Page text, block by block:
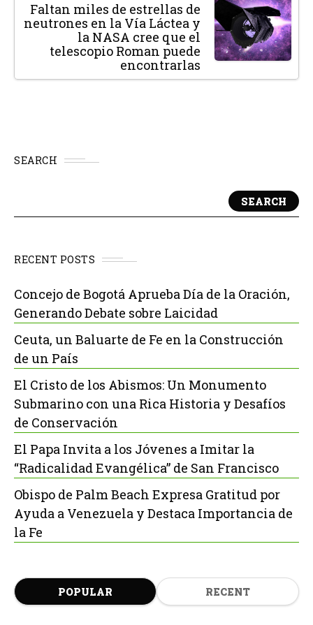
Faltan miles de estrellas de
neutrones en la Vía Láctea y
la NASA cree que el
telescopio Roman puede
encontrarlas
SEARCH
SEARCH
RECENT POSTS
Concejo de Bogotá Aprueba Día de la Oración,
Generando Debate sobre Laicidad
Ceuta, un Baluarte de Fe en la Construcción
de un País
El Cristo de los Abismos: Un Monumento
Submarino con una Rica Historia y Desafíos
de Conservación
El Papa Invita a los Jóvenes a Imitar la
“Radicalidad Evangélica” de San Francisco
Obispo de Palm Beach Expresa Gratitud por
Ayuda a Venezuela y Destaca Importancia de
la Fe
POPULAR RECENT